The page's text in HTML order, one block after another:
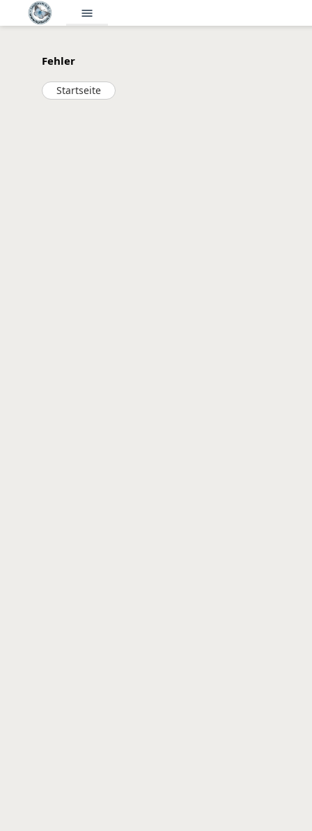
menu
Fehler
Startseite